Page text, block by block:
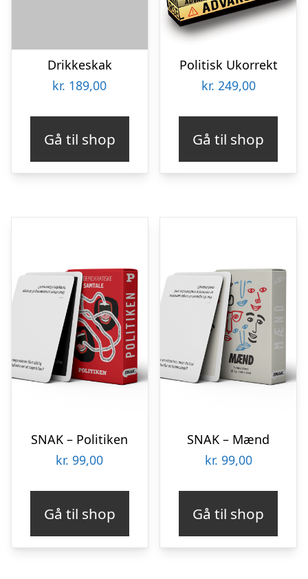
Drikkeskak
kr. 189,00
Gå til shop
Politisk Ukorrekt
kr. 249,00
Gå til shop
SNAK – Politiken
kr. 99,00
Gå til shop
SNAK – Mænd
kr. 99,00
Gå til shop